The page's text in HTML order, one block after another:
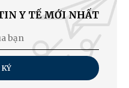
Y TẾ MỚI NHẤT